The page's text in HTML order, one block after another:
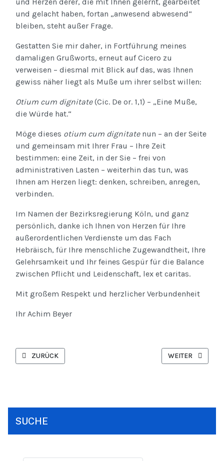
und gelacht haben, fortan „anwesend abwesend“
bleiben, steht außer Frage.
Gestatten Sie mir daher, in Fortführung meines
damaligen Grußworts, erneut auf Cicero zu
verweisen – diesmal mit Blick auf das, was Ihnen
gewiss näher liegt als Muße um ihrer selbst willen:
Otium cum dignitate(Cic. De or. 1,1) – „Eine Muße,
die Würde hat.“
Möge dieses otium cum dignitatenun – an der Seite
und gemeinsam mit Ihrer Frau – Ihre Zeit
bestimmen: eine Zeit, in der Sie – frei von
administrativen Lasten – weiterhin das tun, was
Ihnen am Herzen liegt: denken, schreiben, anregen,
verbinden.
Im Namen der Bezirksregierung Köln, und ganz
persönlich, danke ich Ihnen von Herzen für Ihre
außerordentlichen Verdienste um das Fach
Hebräisch, für Ihre menschliche Zugewandtheit, Ihre
Gelehrsamkeit und Ihr feines Gespür für die Balance
zwischen Pflicht und Leidenschaft, lex et caritas.
Mit großem Respekt und herzlicher Verbundenheit
Ihr Achim Beyer
VORHERIGER BEITRAG: I TIME TRAVELLED TO ANCIENT ROM
ZURÜCK NÄCHSTER
WEITER
SUCHE